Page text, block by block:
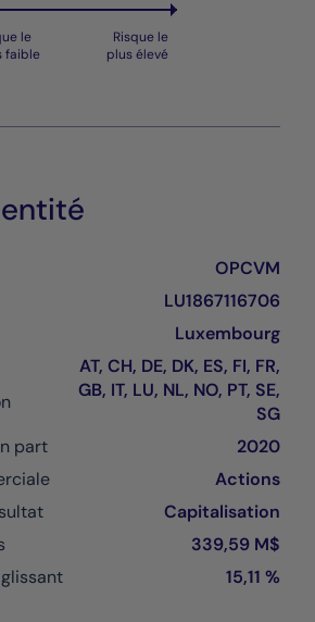
le
faible
Risque le
plus élevé
OPCVM
LU1867116706
Luxembourg
AT, CH, DE, DK, ES, FI, FR,
GB, IT, LU, NL, NO, PT, SE,
SG
part
2020
Actions
Capitalisation
339,59 M$
15,11 %